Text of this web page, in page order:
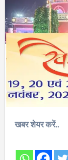
खबर शेयर करें..